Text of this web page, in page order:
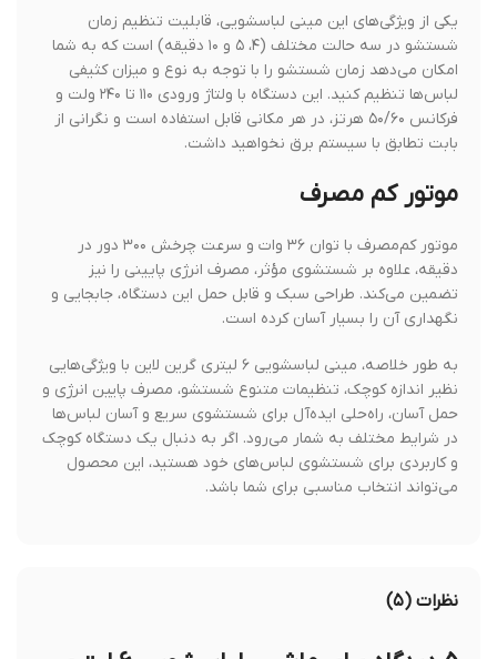
یکی از ویژگی‌های این مینی لباسشویی، قابلیت تنظیم زمان
شستشو در سه حالت مختلف (۴، ۵ و ۱۰ دقیقه) است که به شما
امکان می‌دهد زمان شستشو را با توجه به نوع و میزان کثیفی
لباس‌ها تنظیم کنید. این دستگاه با ولتاژ ورودی ۱۱۰ تا ۲۴۰ ولت و
فرکانس ۵۰/۶۰ هرتز، در هر مکانی قابل استفاده است و نگرانی از
بابت تطابق با سیستم برق نخواهید داشت.
موتور کم مصرف
موتور کم‌مصرف با توان ۳۶ وات و سرعت چرخش ۳۰۰ دور در
دقیقه، علاوه بر شستشوی مؤثر، مصرف انرژی پایینی را نیز
تضمین می‌کند. طراحی سبک و قابل حمل این دستگاه، جابجایی و
نگهداری آن را بسیار آسان کرده است.
به طور خلاصه، مینی لباسشویی ۶ لیتری گرین لاین با ویژگی‌هایی
نظیر اندازه کوچک، تنظیمات متنوع شستشو، مصرف پایین انرژی و
حمل آسان، راه‌حلی ایده‌آل برای شستشوی سریع و آسان لباس‌ها
در شرایط مختلف به شمار می‌رود. اگر به دنبال یک دستگاه کوچک
و کاربردی برای شستشوی لباس‌های خود هستید، این محصول
می‌تواند انتخاب مناسبی برای شما باشد.
نظرات (۵)